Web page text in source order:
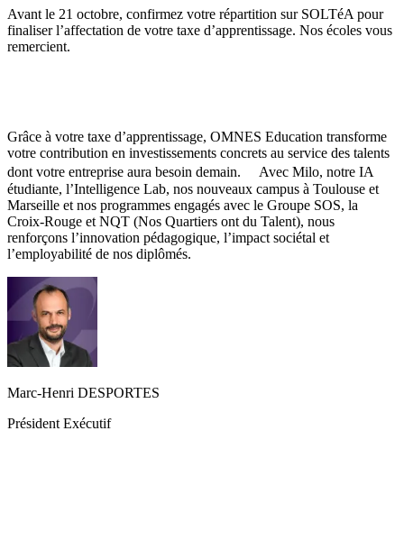
Avant le 21 octobre, confirmez votre répartition sur SOLTéA pour
finaliser l’affectation de votre taxe d’apprentissage. Nos écoles vous
remercient.
Grâce à votre taxe d’apprentissage, OMNES Education transforme
votre contribution en investissements concrets au service des talents
dont votre entreprise aura besoin demain. Avec Milo, notre IA
étudiante, l’Intelligence Lab, nos nouveaux campus à Toulouse et
Marseille et nos programmes engagés avec le Groupe SOS, la
Croix-Rouge et NQT (Nos Quartiers ont du Talent), nous
renforçons l’innovation pédagogique, l’impact sociétal et
l’employabilité de nos diplômés.
Marc-Henri DESPORTES
Président Exécutif